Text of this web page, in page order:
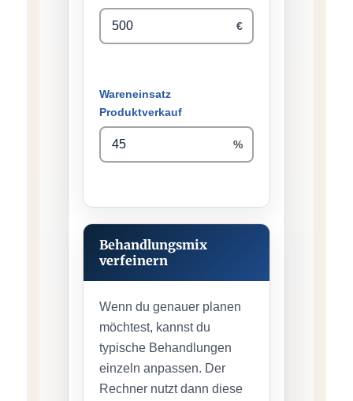
€
Wareneinsatz
Produktverkauf
%
Behandlungsmix
verfeinern
Wenn du genauer planen
möchtest, kannst du
typische Behandlungen
einzeln anpassen. Der
Rechner nutzt dann diese